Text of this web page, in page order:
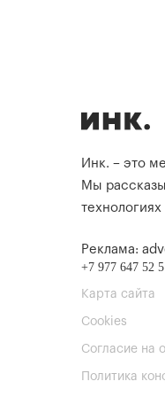
Инк. – это
Мы
Реклама:
+7 977 647 52
Карта сайта
Cookies
Согласие на
Политика